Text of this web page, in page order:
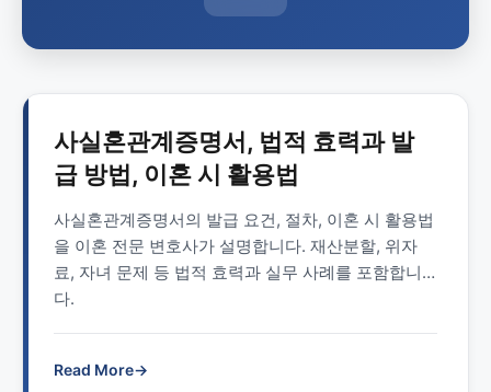
사실혼관계증명서, 법적 효력과 발
급 방법, 이혼 시 활용법
사실혼관계증명서의 발급 요건, 절차, 이혼 시 활용법
을 이혼 전문 변호사가 설명합니다. 재산분할, 위자
료, 자녀 문제 등 법적 효력과 실무 사례를 포함합니
다.
Read More→